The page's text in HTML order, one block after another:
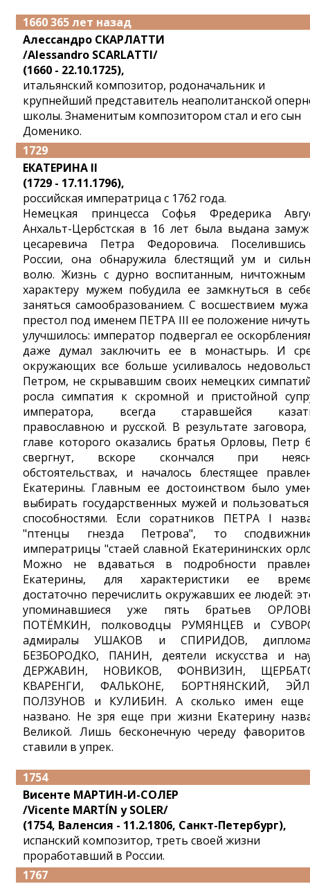
1660 365 лет назад
Алессандро СКАРЛАТТИ
/Alessandro SCARLATTI/
(1660 - 22.10.1725),
итальянский композитор, родоначальник и
крупнейший представитель неаполитанской
школы. Знаменитым композитором стал и его сын
Доменико.
1729
ЕКАТЕРИНА II
(1729 - 17.11.1796),
российская императрица с 1762 года.
Немецкая принцесса Софья Фредерика
Анхальт-Цербстская в 16 лет была выдана
цесаревича Петра Федоровича.
России, она обнаружила блестящий ум и
волю. Жизнь с дурно воспитанным,
характеру мужем побудила ее замкнуться в
заняться самообразованием. С восшествием
престол под именем ПЕТРА III ее положение
улучшилось: император подвергал ее
даже думал заключить ее в монастырь. И
окружающих все больше усиливалось
Петром, не скрывавшим своих немецких
росла симпатия к скромной и пристойной
императора, всегда старавшейся
православною и русской. В результате
главе которого оказались братья Орловы, Петр
свергнут, вскоре скончался при
обстоятельствах, и началось блестящее
Екатерины. Главным ее достоинством было
выбирать государственных мужей и
способностями. Если соратников ПЕТРА I
"птенцы гнезда Петрова", то
императрицы "стаей славной Екатерининских
Можно не вдаваться в подробности
Екатерины, для характеристики ее
достаточно перечислить окружавших ее людей:
упоминавшиеся уже пять братьев
ПОТЁМКИН, полководцы РУМЯНЦЕВ и
адмиралы УШАКОВ и СПИРИДОВ,
БЕЗБОРОДКО, ПАНИН, деятели искусства и
ДЕРЖАВИН, НОВИКОВ, ФОНВИЗИН,
КВАРЕНГИ, ФАЛЬКОНЕ, БОРТНЯНСКИЙ,
ПОЛЗУНОВ и КУЛИБИН. А сколько имен еще
названо. Не зря еще при жизни Екатерину
Великой. Лишь бесконечную череду
ставили в упрек.
1754
Висенте МАРТИН-И-СОЛЕР
/Vicente MARTÍN y SOLER/
(1754, Валенсия - 11.2.1806, Санкт-Петербург),
испанский композитор, треть своей жизни
проработавший в России.
1767